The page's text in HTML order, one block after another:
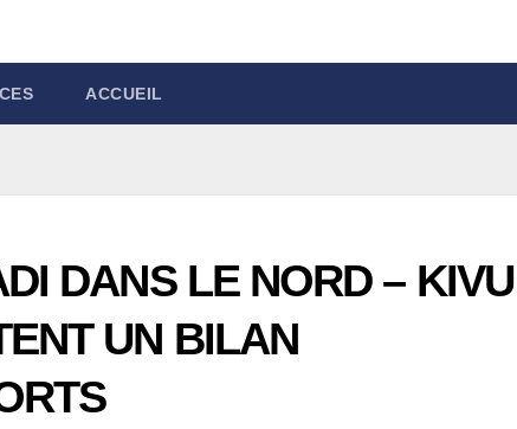
ACCUEIL
DANS LE NORD –
UN BILAN